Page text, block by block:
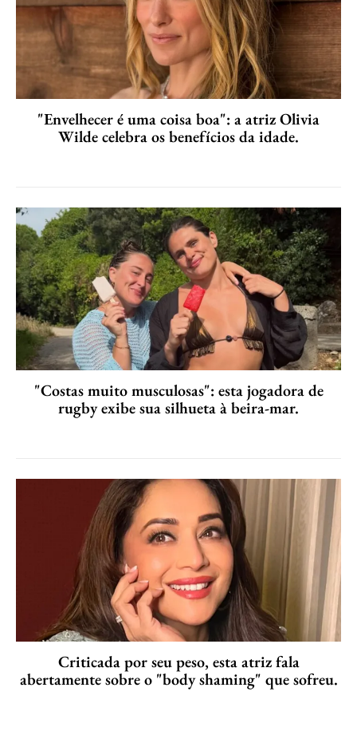
"Envelhecer é uma coisa boa": a atriz Olivia
Wilde celebra os benefícios da idade.
"Costas muito musculosas": esta jogadora de
rugby exibe sua silhueta à beira-mar.
Criticada por seu peso, esta atriz fala
abertamente sobre o "body shaming" que sofreu.